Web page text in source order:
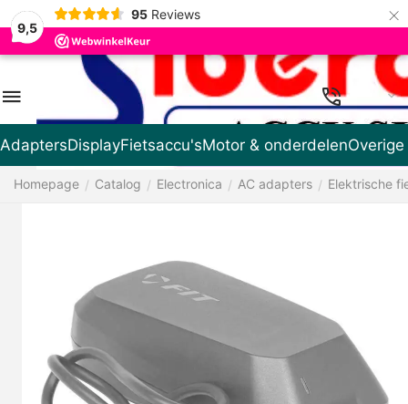
9,5
95 Reviews ×
DE
AdaptersDisplayFietsaccu'sMotor & onderdelen
Homepage / Catalog / Electronica / AC adapters / Elektrische